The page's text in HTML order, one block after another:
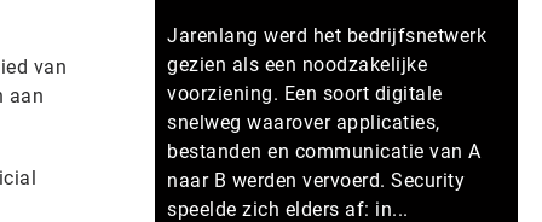
van
aan
Jarenlang werd het bedrijfsnetwerk
gezien als een noodzakelijke
voorziening. Een soort digitale
snelweg waarover applicaties,
bestanden en communicatie van A
naar B werden vervoerd. Security
speelde zich elders af: in...